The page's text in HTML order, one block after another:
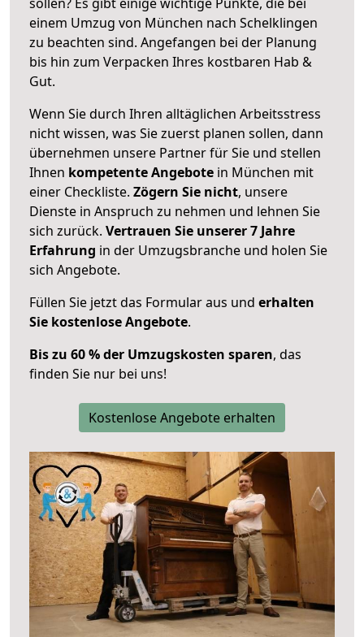
einem Umzug von München nach Schelklingen
zu beachten sind. Angefangen bei der Planung
bis hin zum Verpacken Ihres kostbaren Hab &
Gut.
Wenn Sie durch Ihren alltäglichen Arbeitsstress
nicht wissen, was Sie zuerst planen sollen, dann
übernehmen unsere Partner für Sie und stellen
Ihnen kompetente Angebote in München mit
einer Checkliste. Zögern Sie nicht, unsere
Dienste in Anspruch zu nehmen und lehnen Sie
sich zurück. Vertrauen Sie unserer 7 Jahre
Erfahrung in der Umzugsbranche und holen Sie
sich Angebote.
Füllen Sie jetzt das Formular aus und erhalten
Sie kostenlose Angebote.
Bis zu 60 % der Umzugskosten sparen, das
finden Sie nur bei uns!
Kostenlose Angebote erhalten